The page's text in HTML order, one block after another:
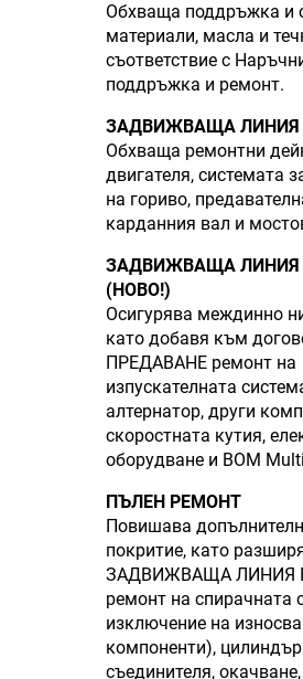
Обхваща поддръжка и
материали, масла и
съответствие с
поддръжка и ремонт.
ЗАДВИЖВАЩА ЛИНИЯ
Обхваща ремонтни
двигателя, системата
на гориво,
карданния вал и
ЗАДВИЖВАЩА
(НОВО!)
Осигурява междинно
като добавя към
ПРЕДАВАНЕ ремонт на
изпускателната
алтернатор, други
скоростната кутия,
оборудване и ВОМ
ПЪЛЕН РЕМОНТ
Повишава
покритие, като
ЗАДВИЖВАЩА ЛИНИЯ
ремонт на спирачната
изключение на
компоненти),
съединителя,